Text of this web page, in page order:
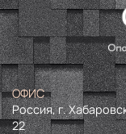
ОФИС
Россия, г.
22